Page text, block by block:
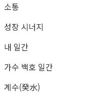
소통
성장 시너지
내 일간
가수 백호 일간
계수(癸水)